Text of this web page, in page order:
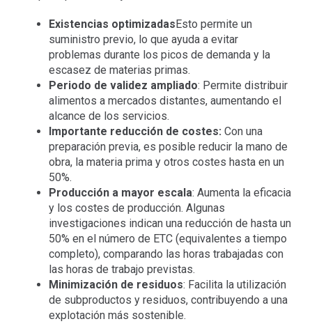
Existencias optimizadasEsto permite un
suministro previo, lo que ayuda a evitar
problemas durante los picos de demanda y la
escasez de materias primas.
Periodo de validez ampliado: Permite distribuir
alimentos a mercados distantes, aumentando el
alcance de los servicios.
Importante reducción de costes: Con una
preparación previa, es posible reducir la mano de
obra, la materia prima y otros costes hasta en un
50%.
Producción a mayor escala: Aumenta la eficacia
y los costes de producción. Algunas
investigaciones indican una reducción de hasta un
50% en el número de ETC (equivalentes a tiempo
completo), comparando las horas trabajadas con
las horas de trabajo previstas.
Minimización de residuos: Facilita la utilización
de subproductos y residuos, contribuyendo a una
explotación más sostenible.